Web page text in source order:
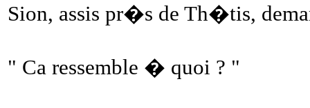
Sion, assis pr�s de Th�tis,
" Ca ressemble � quoi ? "